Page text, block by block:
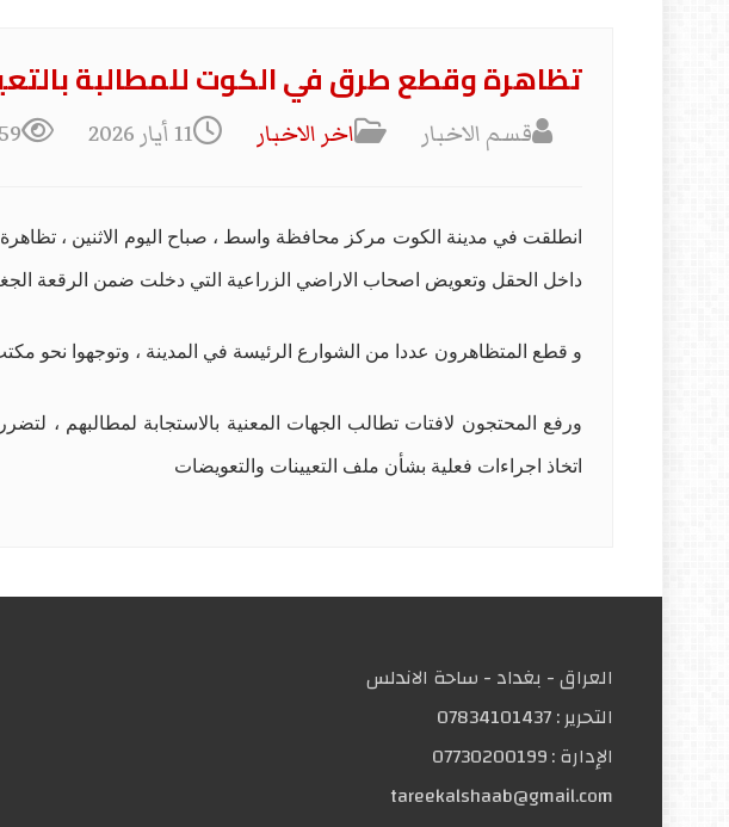
تظاهرة وقطع طرق في الكوت للمطالبة
قسم الاخبار اخر الاخبار 11 أيار 2026
انطلقت في مدينة الكوت مركز محافظة واسط ، صباح اليوم الاثنين ،
داخل الحقل وتعويض اصحاب الاراضي الزراعية التي دخلت ضمن الرقعة
و قطع المتظاهرون عددا من الشوارع الرئيسة في المدينة ، وتوجهوا نحو
ورفع المحتجون لافتات تطالب الجهات المعنية بالاستجابة لمطالبهم ،
اتخاذ اجراءات فعلية بشأن ملف التعيينات والتعويضات
العراق - بغداد - ساحة الاندلس
التحریر :07834101437
الإدارة :07730200199
tareekalshaab@gmail.com